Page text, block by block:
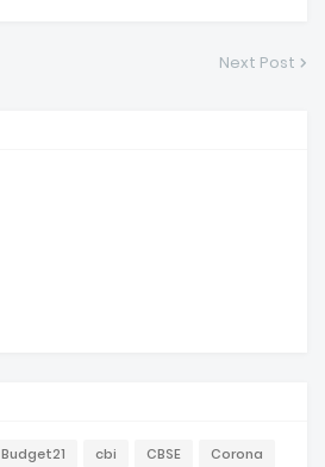
Next Post
Budget21 cbi CBSE
Corona